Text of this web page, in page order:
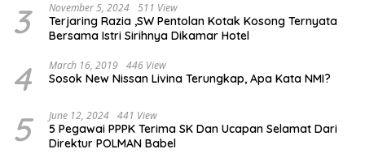
3 November 5, 2024 511 View
Terjaring Razia ,SW Pentolan Kotak Kosong Ternyata
Bersama Istri Sirihnya Dikamar Hotel
4 March 16, 2019 446 View
Sosok New Nissan Livina Terungkap, Apa Kata NMI?
5 June 12, 2024 441 View
5 Pegawai PPPK Terima SK Dan Ucapan Selamat Dari
Direktur POLMAN Babel